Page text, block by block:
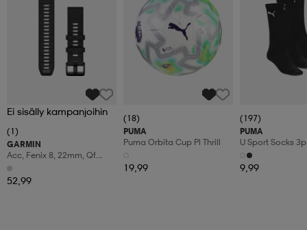
Ei sisälly kampanjoihin
(1)
GARMIN
Acc, Fenix 8, 22mm, Qf
Blk/pebble Gry Silicone
Band
52,99
(18)
PUMA
Puma Orbita Cup Pl Thrill
19,99
(197)
PUMA
U Sport Socks 3p
9,99